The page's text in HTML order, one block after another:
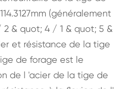
(généralement
& quot; 4 / 1 & quot; 5 &
et résistance de la tige
de forage est le
de l 'acier de la tige de